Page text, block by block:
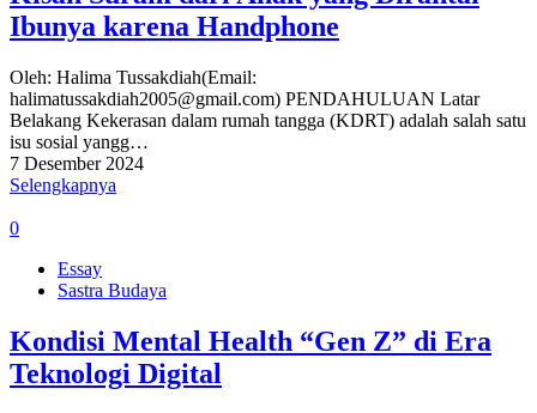
Ibunya karena Handphone
Oleh: Halima Tussakdiah(Email:
halimatussakdiah2005@gmail.com) PENDAHULUAN Latar
Belakang Kekerasan dalam rumah tangga (KDRT) adalah salah satu
isu sosial yangg…
7 Desember 2024
Selengkapnya
0
Essay
Sastra Budaya
Kondisi Mental Health “Gen Z” di Era
Teknologi Digital